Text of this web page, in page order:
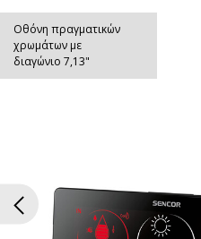
ΕΙΚΌΝΑ & ΉΧΟΣ
ΥΓΕΊΑ ΚΑΙ ΟΜΟΡΦΙΆ
Οθόνη πραγματικών
χρωμάτων με
διαγώνιο 7,13"